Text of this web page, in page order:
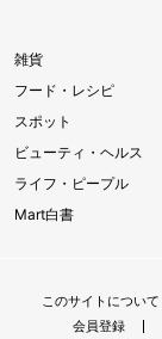
雑貨
フード・レシピ
スポット
ビューティ・ヘルス
ライフ・ピープル
Mart白書
このサイトについて
会員登録